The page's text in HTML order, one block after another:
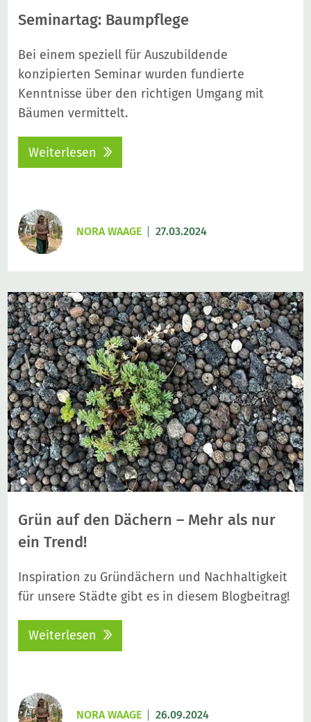
Seminartag: Baumpflege
Bei einem speziell für Auszubildende
konzipierten Seminar wurden fundierte
Kenntnisse über den richtigen Umgang mit
Bäumen vermittelt.
Weiterlesen
NORA WAAGE 27.03.2024
Grün auf den Dächern – Mehr als nur
ein Trend!
Inspiration zu Gründächern und Nachhaltigkeit
für unsere Städte gibt es in diesem Blogbeitrag!
Weiterlesen
NORA WAAGE 26.09.2024